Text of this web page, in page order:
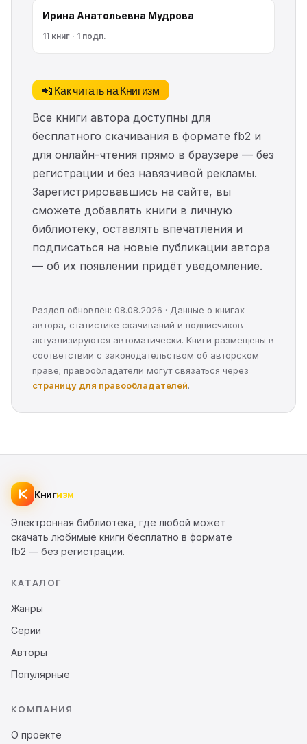
Ирина Анатольевна Мудрова
11 книг · 1 подп.
📲 Как читать на Книгизм
Все книги автора доступны для
бесплатного скачивания в формате fb2 и
для онлайн-чтения прямо в браузере — без
регистрации и без навязчивой рекламы.
Зарегистрировавшись на сайте, вы
сможете добавлять книги в личную
библиотеку, оставлять впечатления и
подписаться на новые публикации автора
— об их появлении придёт уведомление.
Раздел обновлён: 08.08.2026 · Данные о книгах
автора, статистике скачиваний и подписчиков
актуализируются автоматически. Книги размещены в
соответствии с законодательством об авторском
праве; правообладатели могут связаться через
страницу для правообладателей.
Книгизм
Электронная библиотека, где любой может
скачать любимые книги бесплатно в формате
fb2 — без регистрации.
КАТАЛОГ
Жанры
Серии
Авторы
Популярные
КОМПАНИЯ
О проекте